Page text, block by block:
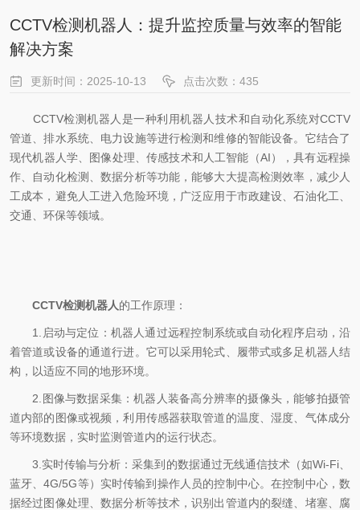
CCTV检测机器人：提升监控质量与效率的智能
解决方案
更新时间：2025-10-13 点击次数：435
CCTV检测机器人是一种利用机器人技术和自动化系统对CCTV
管道、排水系统、电力设施等进行检测和维修的智能设备。它结合了
现代机器人学、图像处理、传感技术和人工智能（AI），具有远程操
作、自动化检测、数据分析等功能，能够大大提高检测效率，减少人
工成本，避免人工进入危险环境，广泛应用于市政建设、石油化工、
交通、环保等领域。
CCTV检测机器人的工作原理：
1.启动与定位：机器人通过远程控制系统或自动化程序启动，沿
着管道或设备的通道行进。它可以采用轮式、履带式或多足机器人结
构，以适应不同的地形环境。
2.图像与数据采集：机器人装备高分辨率的摄像头，能够拍摄管
道内部的图像或视频，利用传感器获取管道的温度、湿度、气体成分
等环境数据，实时监测管道内的运行状态。
3.实时传输与分析：采集到的数据通过无线通信技术（如Wi-Fi、
蓝牙、4G/5G等）实时传输到操作人员的控制中心。在控制中心，数
据经过图像处理、数据分析等技术，识别出管道内的裂缝、堵塞、腐